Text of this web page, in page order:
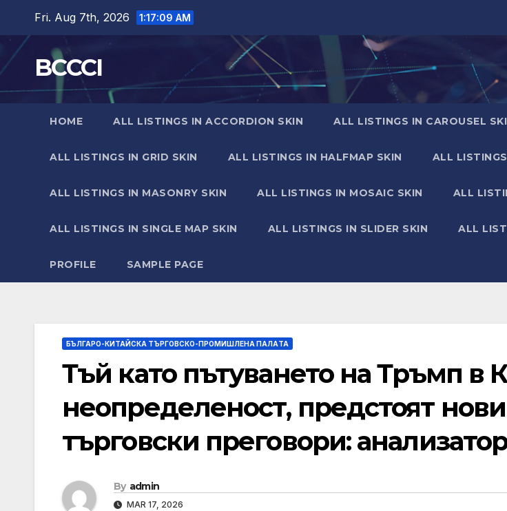
content
Fri. Aug 7th, 2026 1:17:10 AM
BCCCI
HOME ALL LISTINGS IN ACCORDION SKIN ALL LISTINGS IN CAROUSEL
ALL LISTINGS IN GRID SKIN ALL LISTINGS IN HALFMAP SKIN ALL
ALL LISTINGS IN MASONRY SKIN ALL LISTINGS IN MOSAIC SKIN ALL
ALL LISTINGS IN SINGLE MAP SKIN ALL LISTINGS IN SLIDER SKIN ALL
PROFILE SAMPLE PAGE
БЪЛГАРО-КИТАЙСКА ТЪРГОВСКО-ПРОМИШЛЕНА ПАЛAТА
Тъй като пътуването на Тръмп в
неопределеност, предстоят нови
търговски преговори:
By admin
MAR 17, 2026